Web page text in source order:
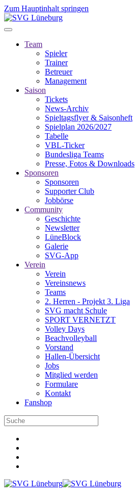
Zum Hauptinhalt springen
Team
Spieler
Trainer
Betreuer
Management
Saison
Tickets
News-Archiv
Spieltagsflyer & Saisonheft
Spielplan 2026/2027
Tabelle
VBL-Ticker
Bundesliga Teams
Presse, Fotos & Downloads
Sponsoren
Sponsoren
Supporter Club
Jobbörse
Community
Geschichte
Newsletter
LüneBlock
Galerie
SVG-App
Verein
Verein
Vereinsnews
Teams
2. Herren - Projekt 3. Liga
SVG macht Schule
SPORT VERNETZT
Volley Days
Beachvolleyball
Vorstand
Hallen-Übersicht
Jobs
Mitglied werden
Formulare
Kontakt
Fanshop